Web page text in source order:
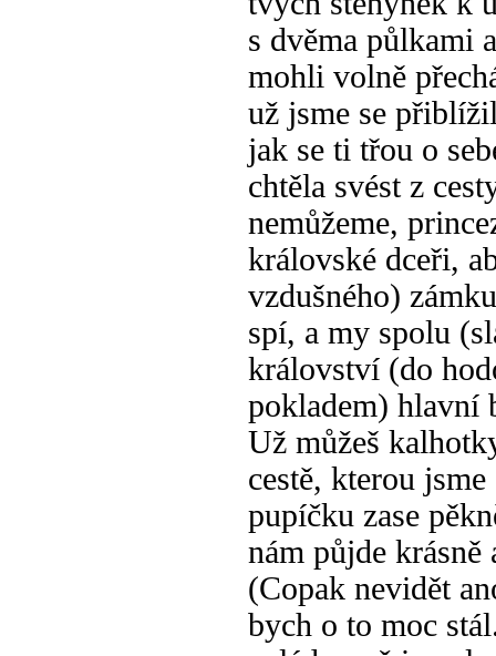
s dvěma půlkami
mohli volně
už jsme se
jak se ti třou o
chtěla svést z
nemůžeme,
královské dceři,
vzdušného)
spí, a my spolu
království (do
pokladem) hlavní
Už můžeš
cestě, kterou
pupíčku zase
nám půjde
(Copak nevidět
bych o to moc